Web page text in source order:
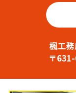
楓工
〒